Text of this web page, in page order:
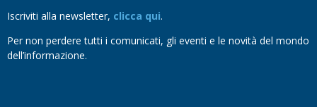
Iscriviti alla newsletter, clicca qui.
Per non perdere tutti i comunicati, gli eventi e le novità del mondo
dell’informazione.